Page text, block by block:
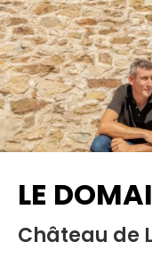
LE
Château de